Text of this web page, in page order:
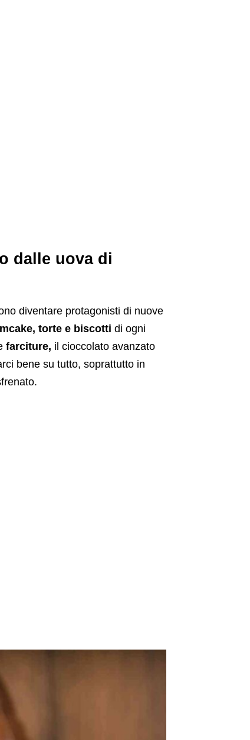
dalle uova di
diventare protagonisti di nuove
torte e biscotti di ogni
farciture, il cioccolato avanzato
bene su tutto, soprattutto in